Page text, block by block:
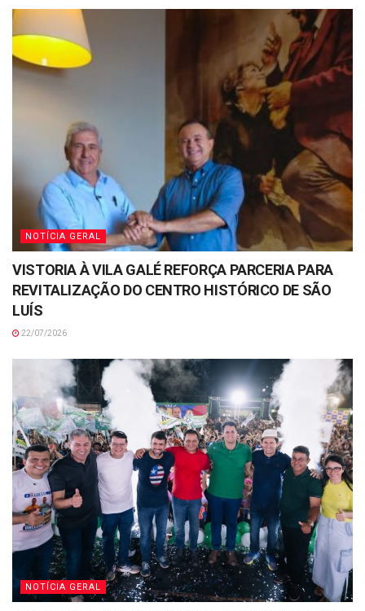
NOTÍCIA GERAL
VISTORIA À VILA GALÉ REFORÇA PARCERIA PARA
REVITALIZAÇÃO DO CENTRO HISTÓRICO DE SÃO
LUÍS
22/07/2026
NOTÍCIA GERAL